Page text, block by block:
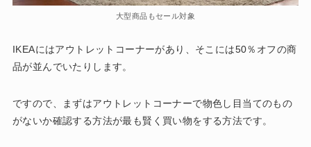
大型商品もセール対象
IKEAにはアウトレットコーナーがあり、そこには50％オフの商
品が並んでいたりします。
ですので、まずはアウトレットコーナーで物色し目当てのもの
がないか確認する方法が最も賢く買い物をする方法です。